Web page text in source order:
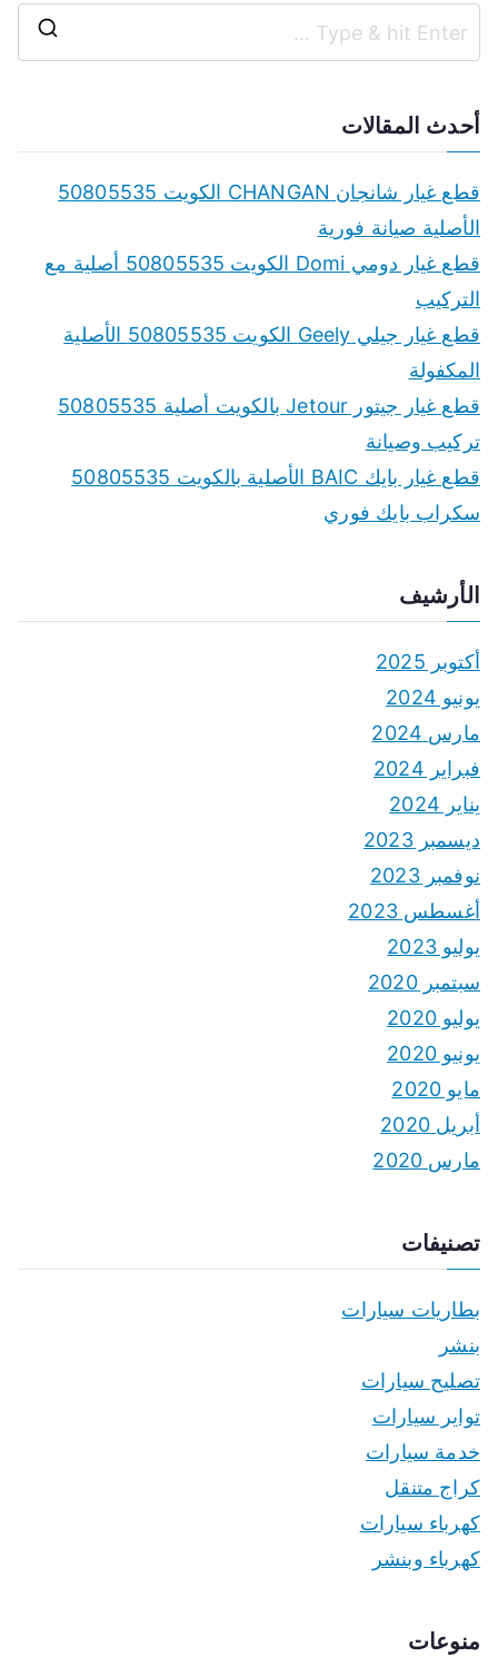
r
أحدث المقالات
قطع غيار شانجان CHANGAN الكويت 50805535
الأصلية صيانة فورية
قطع غيار دومي Domi الكويت 50805535 أصلية مع
التركيب
قطع غيار جيلي Geely الكويت 50805535 الأصلية
المكفولة
قطع غيار جيتور Jetour بالكويت أصلية 50805535
تركيب وصيانة
قطع غيار بايك BAIC الأصلية بالكويت 50805535
سكراب بايك فوري
الأرشيف
أكتوبر 2025
يونيو 2024
مارس 2024
فبراير 2024
يناير 2024
ديسمبر 2023
نوفمبر 2023
أغسطس 2023
يوليو 2023
سبتمبر 2020
يوليو 2020
يونيو 2020
مايو 2020
أبريل 2020
مارس 2020
تصنيفات
بطاريات سيارات
بنشر
تصليح سيارات
تواير سيارات
خدمة سيارات
كراج متنقل
كهرباء سيارات
كهرباء وبنشر
منوعات